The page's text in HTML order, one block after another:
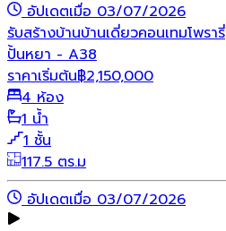
อัปเดตเมื่อ 03/07/2026
รับสร้างบ้านบ้านเดี่ยวคอนเทมโพรารี่
ปั้นหยา - A38
ราคาเริ่มต้น฿2,150,000
4 ห้อง
1 น้ำ
1 ชั้น
117.5 ตร.ม
อัปเดตเมื่อ 03/07/2026